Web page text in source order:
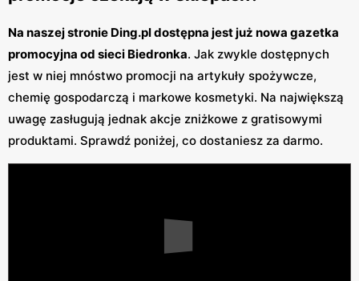
Na naszej stronie Ding.pl dostępna jest już nowa gazetka
promocyjna od sieci Biedronka. Jak zwykle dostępnych
jest w niej mnóstwo promocji na artykuły spożywcze,
chemię gospodarczą i markowe kosmetyki. Na największą
uwagę zasługują jednak akcje zniżkowe z gratisowymi
produktami. Sprawdź poniżej, co dostaniesz za darmo.